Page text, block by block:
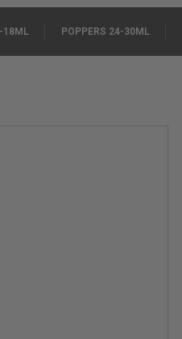
18ML POPPERS 24-30ML